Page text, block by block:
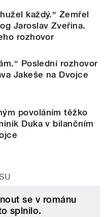
každý.“ Zemřel
Jaroslav Zveřina.
rozhovor
Poslední rozhovor
Jakeše na Dvojce
povoláním těžko
Duka v bilančním
se v románu
splnilo.